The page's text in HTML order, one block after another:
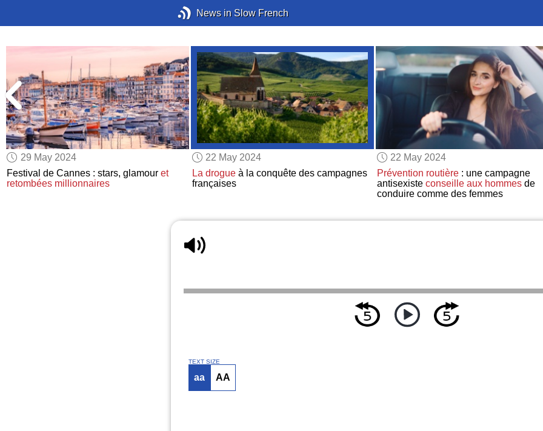
News in Slow French
29 May 2024
Festival de Cannes : stars, glamouret
retombées millionnaires
22 May 2024
La drogueà la conquête des campagnes
françaises
22 May 2024
Prévention routière: une campagne
antisexiste conseille aux hommesde
conduire comme des femmes
TEXT SIZE
aa AA